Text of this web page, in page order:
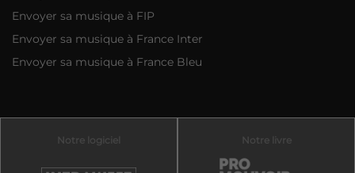
Envoyer sa musique à FIP
Envoyer sa musique à France Inter
Envoyer sa musique à France Bleu
Notre logiciel Notre livre